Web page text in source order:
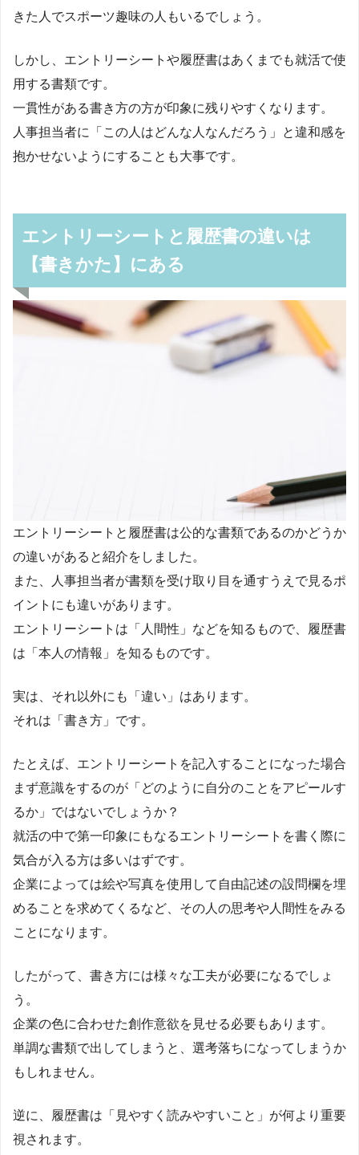
きた人でスポーツ趣味の人もいるでしょう。
しかし、エントリーシートや履歴書はあくまでも就活で使
用する書類です。
一貫性がある書き方の方が印象に残りやすくなります。
人事担当者に「この人はどんな人なんだろう」と違和感を
抱かせないようにすることも大事です。
エントリーシートと履歴書の違いは
【書きかた】にある
エントリーシートと履歴書は公的な書類であるのかどうか
の違いがあると紹介をしました。
また、人事担当者が書類を受け取り目を通すうえで見るポ
イントにも違いがあります。
エントリーシートは「人間性」などを知るもので、履歴書
は「本人の情報」を知るものです。
実は、それ以外にも「違い」はあります。
それは「書き方」です。
たとえば、エントリーシートを記入することになった場合
まず意識をするのが「どのように自分のことをアピールす
るか」ではないでしょうか？
就活の中で第一印象にもなるエントリーシートを書く際に
気合が入る方は多いはずです。
企業によっては絵や写真を使用して自由記述の設問欄を埋
めることを求めてくるなど、その人の思考や人間性をみる
ことになります。
したがって、書き方には様々な工夫が必要になるでしょ
う。
企業の色に合わせた創作意欲を見せる必要もあります。
単調な書類で出してしまうと、選考落ちになってしまうか
もしれません。
逆に、履歴書は「見やすく読みやすいこと」が何より重要
視されます。